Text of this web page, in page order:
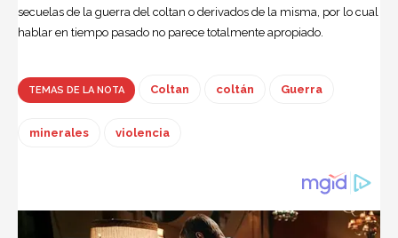
secuelas de la guerra del coltan o derivados de la misma, por lo cual
hablar en tiempo pasado no parece totalmente apropiado.
TEMAS DE LA NOTA Coltan coltán Guerra
minerales violencia